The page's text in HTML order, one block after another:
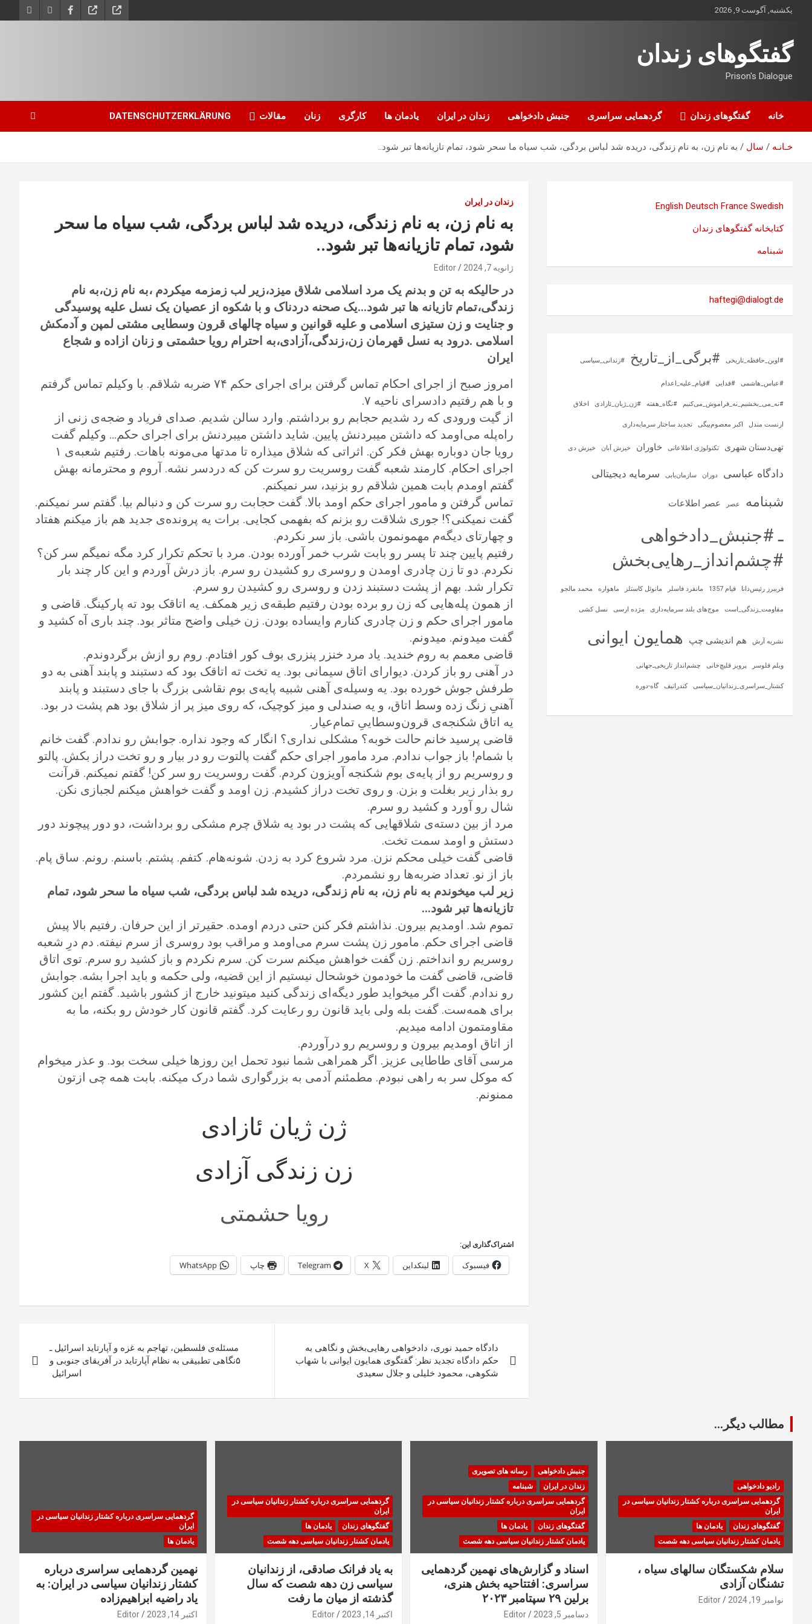
یکشنبه, آگوست 9, 2026
گفتگوهای زندان
Prison's Dialogue
خانه گفتگوهای زندان گردهمایی سراسری جنبش دادخواهی زندان در ایران یادمان ها کارگری زنان مقالات DATENSCHUTZERKLÄRUNG
خـانـه سال به نام زن، به نام زندگی، دریده شد لباس بردگی، شب سیاه ما سحر شود، تمام تازیانه‌ها تبر شود..
زندان در ایران
به نام زن، به نام زندگی، دریده شد لباس بردگی، شب سیاه ما سحر
شود، تمام تازیانه‌ها تبر شود..
ژانویه 7, 2024 Editor
در حالیکه به تن و بدنم یک مرد اسلامی شلاق میزد،زیر لب زمزمه میکردم ،به نام زن،به نام
زندگی،تمام تازیانه ها تبر شود…یک صحنه دردناک و با شکوه از عصیان یک نسل علیه پوسیدگی
و جنایت و زن ستیزی اسلامی و علیه قوانین و سیاه چالهای قرون وسطایی مشتی لمپن و آدمکش
اسلامی .درود به نسل قهرمان زن،زندگی،آزادی،به احترام رویا حشمتی و زنان ازاده و شجاع
ایران
امروز صبح از اجرای احکام تماس گرفتن برای اجرای حکم ۷۴ ضربه شلاقم. با وکیلم تماس گرفتم
و با هم رفتیم دادسرای ناحیه ۷.
از گیت ورودی که رد شدیم حجابم رو برداشتم. وارد سالن شدیم. صدای فریاد و ضجه‌ی زنی از
راه‌پله می‌اومد که داشتن میبردنش پایین. شاید داشتن میبردنش برای اجرای حکم… وکیلم گفت
رویا جان دوباره بهش فکر کن. اثراتی که شلاق میذاره تا مدتها می‌مونه باهات. رفتیم شعبه‌ی ۱
اجرای احکام. کارمند شعبه گفت روسریت رو سرت کن که دردسر نشه. آروم و محترمانه بهش
گفتم اومدم بابت همین شلاقم رو بزنید، سر نمیکنم.
تماس گرفتن و مامور اجرای حکم اومد بالا. گفت حجابت رو سرت کن و دنبالم بیا. گفتم سر نمیکنم.
گفت نمیکنی؟! جوری شلاقت رو بزنم که بفهمی کجایی. برات یه پرونده‌ی جدید هم باز میکنم هفتاد
و چهارتای دیگه‌م مهمونمون باشی. باز سر نکردم.
رفتیم پایین چند تا پسر رو بابت شرب خمر آورده بودن. مرد با تحکم تکرار کرد مگه نمیگم‌ سر کن؟
نکردم. دو تا زن چادری اومدن و روسری رو کشیدن رو سرم. باز درش آوردم و این کار چند بار
تکرار شد. بهم از پشت دستبند زدن و روسری رو کشیدن رو سرم.
از همون پله‌هایی که زن رو برده بودن رفتیم طبقه‌ی زیر همکف. یه اتاقک بود ته پارکینگ. قاضی و
مامور اجرای حکم و زن چادری کنارم وایساده بودن. زن خیلی واضح متاثر بود. چند باری آه کشید و
گفت میدونم. میدونم.
قاضی معمم به روم خندید. یاد مرد خنزر پنزری بوف کور افتادم. روم رو ازش برگردوندم.
در آهنی رو باز کردن. دیوارای اتاق سیمانی بود. یه تخت ته اتاقک بود که دستبند و پابند آهنی به دو
طرفش جوش خورده بود. یه وسیله‌ی آهنی شبیه پایه‌ی بوم نقاشی بزرگ با جای دستبند و پابند
آهنیِ زنگ زده وسط اتاق، و یه صندلی و میز کوچیک، که روی میز پر از شلاق بود هم پشت در بود.
یه اتاق شکنجه‌ی قرون‌وسطاییِ تمام‌عیار.
قاضی پرسید خانم حالت خوبه؟ مشکلی نداری؟ انگار که وجود نداره. جوابش رو ندادم. گفت خانم
با شمام! باز جواب ندادم. مرد مامور اجرای حکم گفت پالتوت رو در بیار و رو تخت دراز بکش. پالتو
و روسریم رو از پایه‌ی بوم شکنجه آویزون کردم. گفت روسریت رو سر کن! گفتم نمیکنم. قرآنت
رو بذار زیر بغلت و بزن. و روی تخت دراز کشیدم. زن اومد و گفت خواهش میکنم لجبازی نکن.
شال رو آورد و کشید رو سرم.
مرد از بین دسته‌ی شلاقهایی که پشت در بود یه شلاق چرم مشکی رو برداشت، دو دور پیچوند دور
دستش و اومد سمت تخت.
قاضی گفت خیلی محکم نزن. مرد شروع کرد به زدن. شونه‌هام. کتفم. پشتم. باسنم. رونم. ساق پام.
باز از نو. تعداد ضربه‌ها رو نشمردم.
زیر لب میخوندم به نام زن، به نام زندگی، دریده شد لباس بردگی، شب سیاه ما سحر شود، تمام
تازیانه‌ها تبر شود…
تموم شد. اومدیم بیرون. نذاشتم فکر کنن حتی دردم اومده. حقیرتر از این حرفان. رفتیم بالا پیش
قاضی اجرای حکم. مامور زن پشت سرم می‌اومد و مراقب بود روسری از سرم نیفته. دم درِ شعبه
روسریم رو انداختم. زن گفت خواهش میکنم سرت کن. سرم نکردم و باز کشید رو سرم. توی اتاق
قاضی، قاضی گفت ما خودمون خوشحال نیستیم از این قضیه، ولی حکمه و باید اجرا بشه. جوابش
رو ندادم. گفت اگر میخواید طور دیگه‌ای زندگی کنید میتونید خارج از کشور باشید. گفتم این کشور
برای همه‌ست‌. گفت بله ولی باید قانون رو رعایت کرد. گفتم قانون کار خودش رو بکنه، ما به
مقاومتمون ادامه میدیم.
از اتاق اومدیم بیرون و روسریم رو درآوردم.
مرسی آقای طاطایی عزیز. اگر همراهی شما نبود تحمل این روزها خیلی سخت بود. و عذر میخوام
که موکل سر به راهی نبودم. مطمئنم آدمی به بزرگواری شما درک میکنه. بابت همه چی ازتون
ممنونم.
ژن ژیان ئازادی
زن زندگی آزادی
رویا حشمتی
اشتراک‌گذاری این:
فیسبوک لینکداین X
Telegram چاپ WhatsApp
نوشته
دادگاه حمید نوری، دادخواهی رهایی‌بخش و نگاهی به
حکم دادگاه تجدید نظر: گفتگوی همایون ایوانی با شهاب
شکوهی، محمود خلیلی و جلال سعیدی
مسئله‌ی فلسطین، تهاجم به غزه و آپارتاید اسرائیل ـ
۵‏نگاهی تطبیقی به نظام آپارتاید در آفریقای جنوبی و
اسرائیل ‏
English Deutsch France Swedish
کتابخانه گفتگوهای زندان
شبنامه
haftegi@dialogt.de
#اوین_حافظه_تاریخی #برگی_از_تاریخ #زندانی_سیاسی
#عباس_هاشمی #فدایی #قیام_علیه_اعدام
#نه_می_بخشیم_نه_فراموش_می‌کنیم #نگاه_هفته #ژن_ژیان_ئازادی اخلاق
ارنست مندل اکبر معصوم‌بیگی تجدید ساختار سرمایه‌داری
تهی‌دستان شهری تکنولوژی اطلاعاتی خاوران خیزش آبان خیزش دی
دادگاه عباسی دوران سازمان‌یابی سرمایه‌ دیجیتالی
شبنامه عصر عصر اطلاعات
ـ #جنبش_دادخواهی
#چشم‌انداز_رهایی‌بخش
فریبرز رئیس‌دانا قیام 1357 مانفرد فاسلر مانوئل کاستلز ماهواره‌ محمد مالجو
مقاومت_زندگی_است موج‌های بلند سرمایه‌داری مژده ارسی نسل کشی
نشریه آرش هم اندیشی چپ همایون ایوانی
ویلم فلوسر پرویز قلیچ‌خانی چشم‌انداز تاریخی‌ـ‌جهانی
کشتار_سراسری_زندانیان_سیاسی کندراتیف گاه-دوره
مطالب دیگر...
رادیو دادخواهی
گردهمایی سراسری درباره کشتار زندانیان سیاسی در
ایران
گفتگوهای زندان
یادمان ها
یادمان کشتار زندانیان سیاسی دهه شصت
سلام شکستگان سالهای سیاه ،
تشنگان آزادی
نوامبر 19, 2024 Editor
جنبش دادخواهی
رسانه های تصویری
زندان در ایران
شبنامه
گردهمایی سراسری درباره کشتار زندانیان سیاسی در
ایران
گفتگوهای زندان
یادمان ها
یادمان کشتار زندانیان سیاسی دهه شصت
اسناد و گزارش‌های نهمین گردهمایی
سراسری: افتتاحیه بخش هنری،
برلین ۲۹ سپتامبر ۲۰۲۳
دسامبر 5, 2023 Editor
گردهمایی سراسری درباره کشتار زندانیان سیاسی در
ایران
گفتگوهای زندان
یادمان ها
یادمان کشتار زندانیان سیاسی دهه شصت
به یاد فرانک صادقی، از زندانیان
سیاسی زن دهه شصت که سال
گذشته از میان ما رفت
اکتبر 14, 2023 Editor
گردهمایی سراسری درباره کشتار زندانیان سیاسی در
ایران
یادمان ها
نهمین گردهمایی سراسری درباره
کشتار زندانیان سیاسی در ایران: به
یاد راضیه ابراهیم‌زاده
اکتبر 14, 2023 Editor